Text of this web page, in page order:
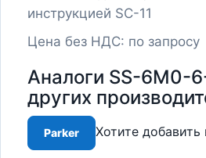
инструкцией SC-11
Цена без НДС: по запросу
Аналоги SS-6M0-
других
Parker Хотите